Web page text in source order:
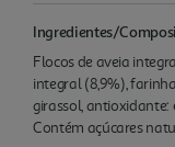
Ingredientes/
Flocos de aveia
integral (8,9%),
girassol,
Contém açúcares